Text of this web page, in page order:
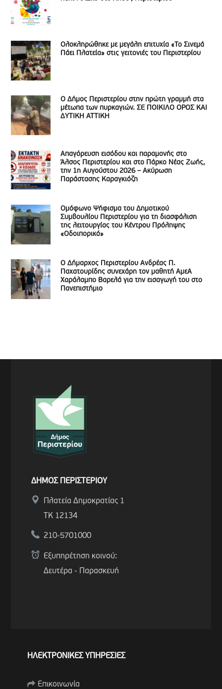
Ολοκληρώθηκε με μεγάλη επιτυχία «Το Σινεμά
Πάει Πλατεία» στις γειτονιές του Περιστερίου
Ο Δήμος Περιστερίου στην πρώτη γραμμή στα
μέτωπα των πυρκαγιών. ΣΕ ΠΟΙΚΙΛΟ ΟΡΟΣ ΚΑΙ
ΔΥΤΙΚΗ ΑΤΤΙΚΗ
Απαγόρευση εισόδου και παραμονής στο
Άλσος Περιστερίου και στο Πάρκο Νέας Ζωής,
την 1η Αυγούστου 2026 – Ακύρωση
Παράστασης Καραγκιόζη
Ομόφωνο Ψήφισμα του Δημοτικού
Συμβουλίου Περιστερίου για τη διασφάλιση
της λειτουργίας του Κέντρου Πρόληψης
«Οδοιπορικό»
Ο Δήμαρχος Περιστερίου Ανδρέας Π.
Παχατουρίδης συνεχάρη τον μαθητή ΑμεΑ
Χαράλαμπο Βαρελά για την εισαγωγή του στο
Πανεπιστήμιο
ΔΗΜΟΣ ΠΕΡΙΣΤΕΡΙΟΥ
Πλατεία Δημοκρατίας 1
ΤΚ 12134
210-5701000
Εξυπηρέτηση κοινού:
Δευτέρα - Παρασκευή
ΗΛΕΚΤΡΟΝΙΚΕΣ ΥΠΗΡΕΣΙΕΣ
Επικοινωνία